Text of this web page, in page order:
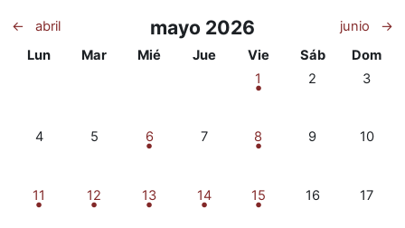
← abril mayo 2026 junio
→
Lunes
Lun Martes
Mar Miércoles
Mié Jueves
Jue Viernes
Vie Sábado
Sáb
Dom
1 evento, viernes, 1 mayo
1 Sin eventos,
2 Sin
3
Sin eventos, lunes, 4 mayo
4 Sin eventos, martes, 5 mayo
5 3 eventos, miércoles, 6 mayo
6 Sin eventos, jueves, 7 mayo
7 2 eventos, viernes, 8
8 Sin eventos,
9 Sin
10
1 evento, lunes, 11 mayo
11 2 eventos, martes, 12 mayo
12 1 evento, miércoles, 13 mayo
13 1 evento, jueves, 14 mayo
14 1 evento, viernes, 15
15 Sin eventos,
16 Sin
17